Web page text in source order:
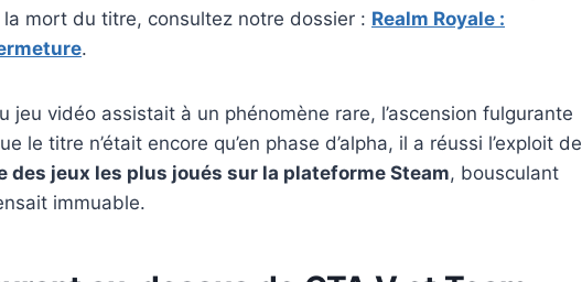
mort du titre, consultez notre dossier : Realm Royale :
.
jeu vidéo assistait à un phénomène rare, l’ascension fulgurante
le titre n’était encore qu’en phase d’alpha, il a réussi l’exploit de
des jeux les plus joués sur la plateforme Steam, bousculant
immuable.